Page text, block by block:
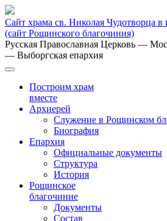
Сайт храма св. Николая Чудотворца
(сайт Рощинского благочиния)
Русская Православная Церковь —
— Выборгская епархия
Построим храм
вместе
Архиерей
Служение в Рощинском
Биография
Епархия
Официальные документы
Структура
История
Рощинское
благочиние
Документы
Состав